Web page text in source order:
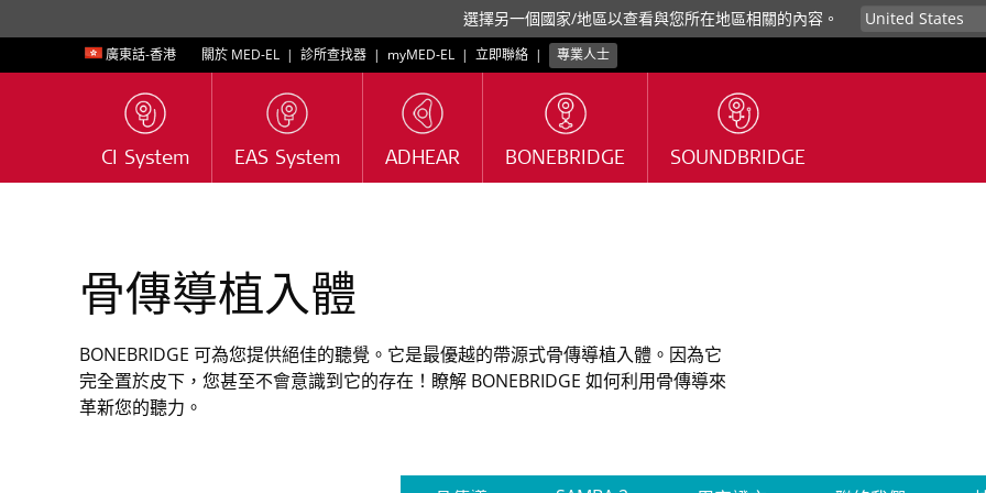
選擇另一個國家/地區以查看與您所在地區相關的內容。
廣東話-香港 關於 MED-EL | 診所查找器 | myMED‑EL | 立即聯絡 | 專業人士
CI System EAS System ADHEAR BONEBRIDGE SOUNDBRIDGE
骨傳導植入體
BONEBRIDGE 可為您提供絕佳的聽覺。它是最優越的帶源式骨傳導植入體。因為它
完全置於皮下，您甚至不會意識到它的存在！瞭解 BONEBRIDGE 如何利用骨傳導來
革新您的聽力。